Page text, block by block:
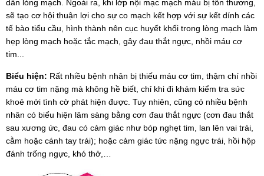
dần lòng mạch. Ngoài ra, khi lớp nội mạc mạch máu bị tổn thương,
sẽ tạo cơ hội thuận lợi cho sự co mạch kết hợp với sự kết dính các
tế bào tiểu cầu, hình thành nên cục huyết khối trong lòng mạch làm
hẹp lòng mạch hoặc tắc mạch, gây đau thắt ngực, nhồi máu cơ
tim...
Biểu hiện: Rất nhiều bệnh nhân bị thiếu máu cơ tim, thậm chí nhồi
máu cơ tim nặng mà không hề biết, chỉ khi đi khám kiểm tra sức
khoẻ mới tình cờ phát hiện được. Tuy nhiên, cũng có nhiều bệnh
nhân có biểu hiện lâm sàng bằng cơn đau thắt ngực (cơn đau thắt
sau xương ức, đau có cảm giác như bóp nghẹt tim, lan lên vai trái,
cằm hoặc cánh tay trái); hoặc cảm giác tức nặng ngực trái, hồi hộp
đánh trống ngực, khó thở,…